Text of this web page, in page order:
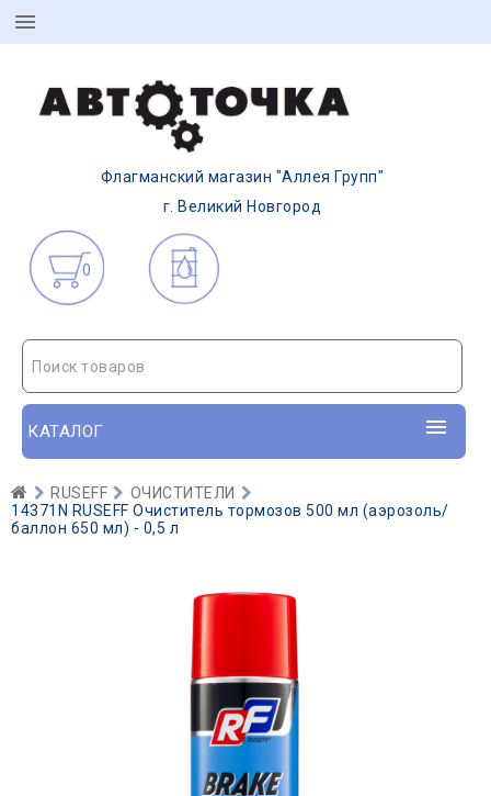
Флагманский магазин "Аллея Групп"
г. Великий Новгород
0
Поиск товаров
КАТАЛОГ
RUSEFF
ОЧИСТИТЕЛИ
14371N RUSEFF Очиститель тормозов 500 мл (аэрозоль/
баллон 650 мл) - 0,5 л